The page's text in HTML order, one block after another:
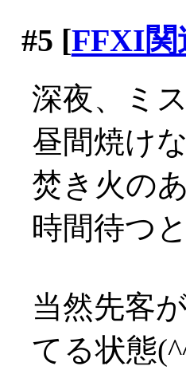
#5 [FFXI関
深夜、ミ
昼間焼け
焚き火の
時間待つ
当然先客
てる状態